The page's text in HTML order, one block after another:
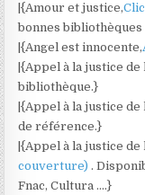
|{Amour et justice,
bonnes
|{Angel est innocente,
|{Appel à la justice de
bibliothèque.}
|{Appel à la justice
de référence.}
|{Appel à la justice
couverture).
Fnac, Cultura ….}